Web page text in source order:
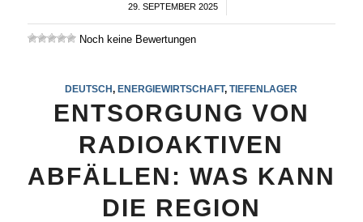
29. SEPTEMBER 2025
/
Noch keine Bewertungen
DEUTSCH,ENERGIEWIRTSCHAFT,TIEFENLAGER
ENTSORGUNG VON
RADIOAKTIVEN
ABFÄLLEN: WAS KANN
DIE REGION